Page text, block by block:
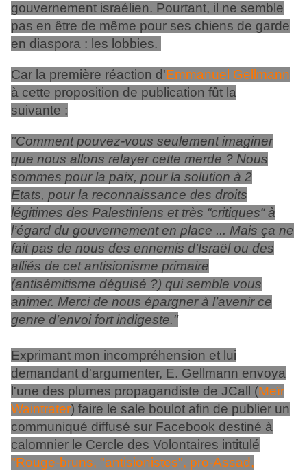
gouvernement israélien. Pourtant, il ne semble
pas en être de même pour ses chiens de garde
en diaspora : les lobbies.
Car la première réaction d'Emmanuel Gellmann
à cette proposition de publication fût la
suivante :
"Comment pouvez-vous seulement imaginer
que nous allons relayer cette merde ? Nous
sommes pour la paix, pour la solution à 2
Etats, pour la reconnaissance des droits
légitimes des Palestiniens et très “critiques“ à
l’égard du gouvernement en place ... Mais ça ne
fait pas de nous des ennemis d’Israël ou des
alliés de cet antisionisme primaire
(antisémitisme déguisé ?) qui semble vous
animer. Merci de nous épargner à l’avenir ce
genre d’envoi fort indigeste."
Exprimant mon incompréhension et lui
demandant d'argumenter, E. Gellmann envoya
l'une des plumes propagandiste de JCall (Meïr
Waintrater) faire le sale boulot afin de publier un
communiqué diffusé sur Facebook destiné à
calomnier le Cercle des Volontaires intitulé
"Rouge-bruns, "antisionistes", pro-Assad,